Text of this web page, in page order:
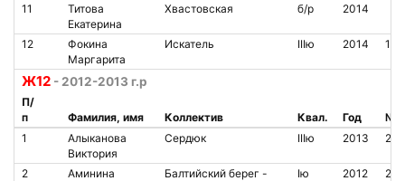
11
Титова
Екатерина
Хвастовская б/р 2014
12
Фокина
Маргарита
Искатель IIIю 2014
Ж12 - 2012-2013 г.р
П/
п
Фамилия, имя Коллектив Квал. Год
№
1
Алыканова
Виктория
Сердюк IIIю 2013
2
Аминина
Балтийский берег -
Iю 2012